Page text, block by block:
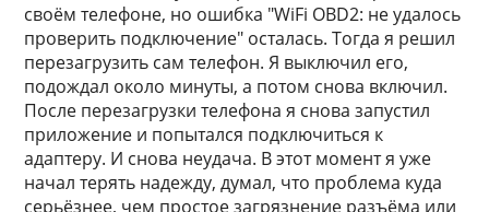
своём телефоне, но ошибка "WiFi OBD2: не удалось
проверить подключение" осталась. Тогда я решил
перезагрузить сам телефон. Я выключил его,
подождал около минуты, а потом снова включил.
После перезагрузки телефона я снова запустил
приложение и попытался подключиться к
адаптеру. И снова неудача. В этот момент я уже
начал терять надежду, думал, что проблема куда
серьёзнее, чем простое загрязнение разъёма или